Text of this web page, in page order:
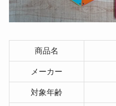
商品名
メーカー
対象年齢